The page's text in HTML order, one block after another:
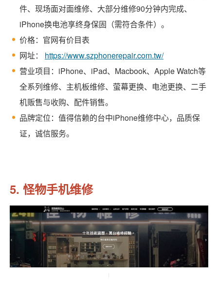
件、现场面对面维修、大部分维修90分钟内完成、
iPhone换电池享终身保固（需符合条件）。
价格：官网有价目表
网址： https://www.szphonerepair.com.tw/
营业项目：iPhone、iPad、Macbook、Apple Watch等
全系列维修、主机板维修、萤幕更换、电池更换、二手
机贩售与收购、配件销售。
品牌定位：值得信赖的台中iPhone维修中心，品质保
证，诚信服务。
5. 怪物手机维修